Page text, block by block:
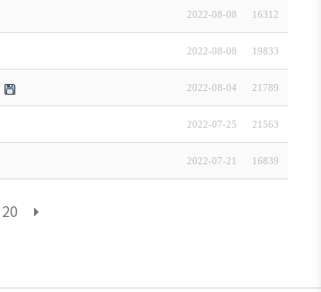
2022-08-08 16312
2022-08-08 19833
2022-08-04 21789
2022-07-25 21563
2022-07-21 16839
20